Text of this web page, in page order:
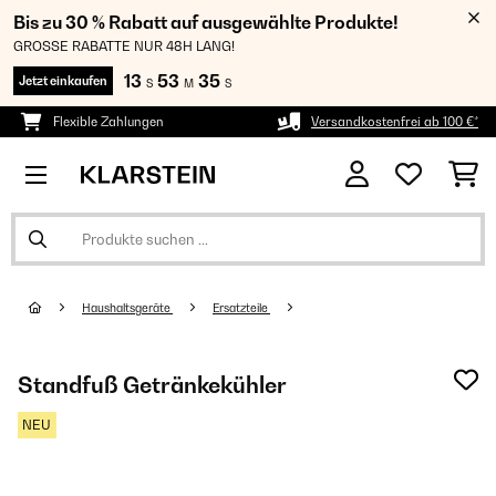
Bis zu 30 % Rabatt auf ausgewählte Produkte!
GROSSE RABATTE NUR 48H LANG!
Jetzt einkaufen 13 S 53 M 35 S
Flexible Zahlungen Versandkostenfrei ab 100 €*
Haushaltsgeräte Ersatzteile
Standfuß Getränkekühler
NEU